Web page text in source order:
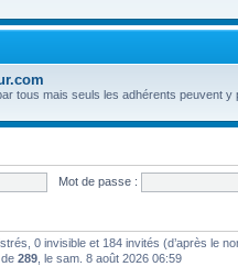
tous mais seuls les adhérents peuvent
Mot de passe :
0 invisible et 184 invités (d’après le
289 , le sam. 8 août 2026 06:59